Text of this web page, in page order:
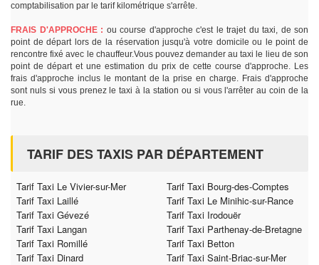
comptabilisation par le tarif kilométrique s'arrête.
FRAIS D'APPROCHE : ou course d'approche c'est le trajet du taxi, de son
point de départ lors de la réservation jusqu'à votre domicile ou le point de
rencontre fixé avec le chauffeur.Vous pouvez demander au taxi le lieu de son
point de départ et une estimation du prix de cette course d'approche. Les
frais d'approche inclus le montant de la prise en charge. Frais d'approche
sont nuls si vous prenez le taxi à la station ou si vous l'arrêter au coin de la
rue.
TARIF DES TAXIS PAR DÉPARTEMENT
Tarif Taxi Le Vivier-sur-Mer
Tarif Taxi Bourg-des-Comptes
Tarif Taxi Laillé
Tarif Taxi Le Minihic-sur-Rance
Tarif Taxi Gévezé
Tarif Taxi Irodouër
Tarif Taxi Langan
Tarif Taxi Parthenay-de-Bretagne
Tarif Taxi Romillé
Tarif Taxi Betton
Tarif Taxi Dinard
Tarif Taxi Saint-Briac-sur-Mer